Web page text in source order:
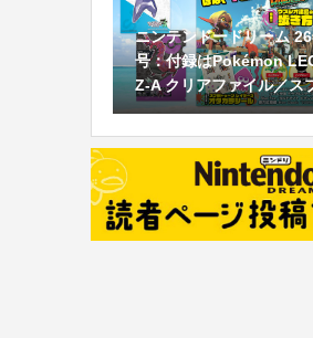
ニンテンドードリーム
号：付録はPokémon
Z-A クリアファイル／ス